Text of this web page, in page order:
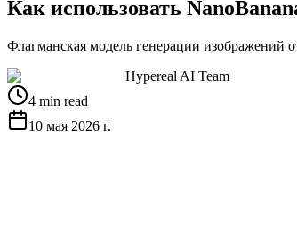
Как использовать
Флагманская модель генерации изображений
Hypereal AI Team
4 min read
10 мая 2026 г.